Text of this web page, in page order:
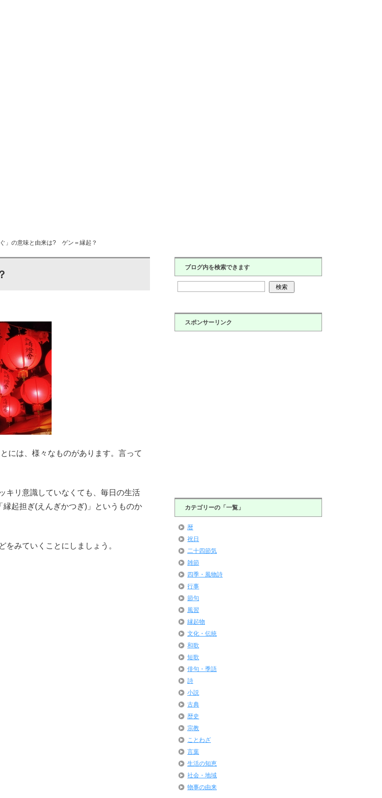
ぐ」の意味と由来は? ゲン＝縁起？
には、様々なものがあります。言って
キリ意識していなくても、毎日の生活
起担ぎ(えんぎかつぎ)」というものか
をみていくことにしましょう。
ブログ内を検索できます
スポンサーリンク
カテゴリーの「一覧」
暦
祝日
二十四節気
雑節
四季・風物詩
行事
節句
風習
縁起物
文化・伝統
和歌
短歌
俳句・季語
詩
小説
古典
歴史
宗教
ことわざ
言葉
生活の知恵
社会・地域
物事の由来